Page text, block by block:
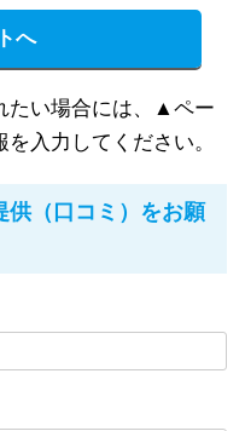
へ
たい場合には、▲ペー
入力してください。
供（口コミ）をお願